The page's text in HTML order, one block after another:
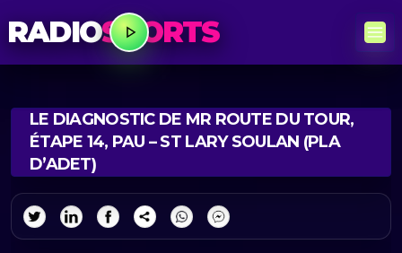
RADIOSPORTS
LE DIAGNOSTIC DE MR ROUTE DU TOUR,
ÉTAPE 14, PAU – ST LARY SOULAN (PLA
D’ADET)